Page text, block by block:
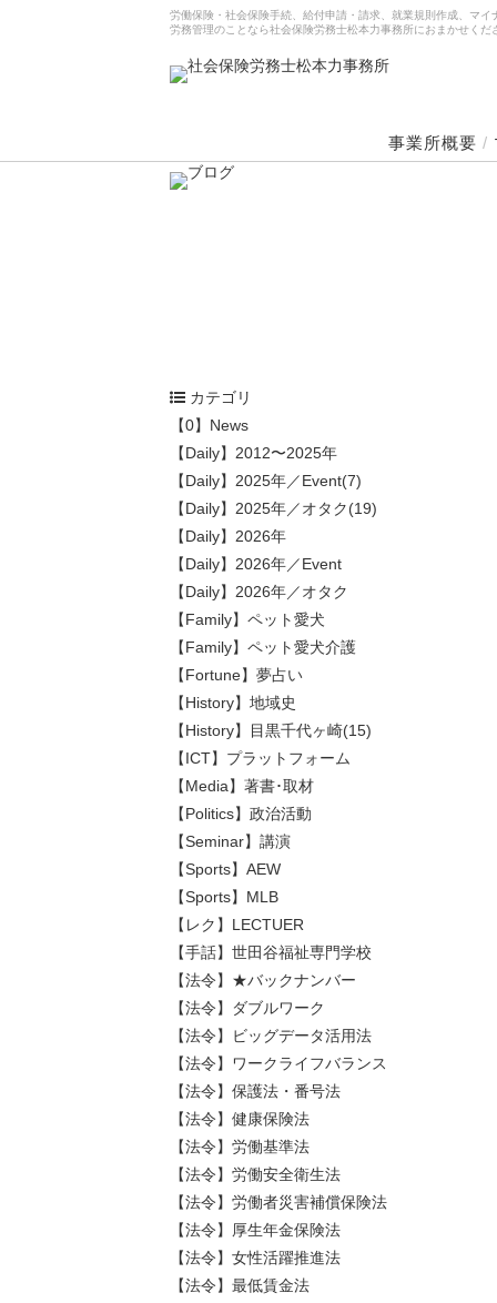
労働保険・社会保険手続、給付申請・請求、就業規則作成、マ
労務管理のことなら社会保険労務士松本力事務所におまかせくだ
事業所概要 /
カテゴリ
【0】News
【Daily】2012〜2025年
【Daily】2025年／Event(7)
【Daily】2025年／オタク(19)
【Daily】2026年
【Daily】2026年／Event
【Daily】2026年／オタク
【Family】ペット愛犬
【Family】ペット愛犬介護
【Fortune】夢占い
【History】地域史
【History】目黒千代ヶ崎(15)
【ICT】プラットフォーム
【Media】著書･取材
【Politics】政治活動
【Seminar】講演
【Sports】AEW
【Sports】MLB
【レク】LECTUER
【手話】世田谷福祉専門学校
【法令】★バックナンバー
【法令】ダブルワーク
【法令】ビッグデータ活用法
【法令】ワークライフバランス
【法令】保護法・番号法
【法令】健康保険法
【法令】労働基準法
【法令】労働安全衛生法
【法令】労働者災害補償保険法
【法令】厚生年金保険法
【法令】女性活躍推進法
【法令】最低賃金法